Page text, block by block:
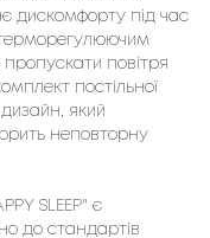
дискомфорту під час
терморегулюючим
повітря
постільної
дизайн, який
неповторну
SLEEP" є
до стандартів